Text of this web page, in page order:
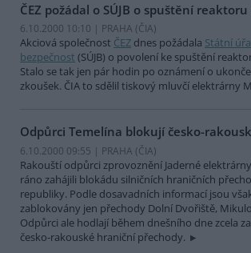
ČEZ požádal o SÚJB o spuštění
6.10.2000 10:10 | PRAHA (ČIA)
Akciová společnost ČEZ dnes požádala Státní
bezpečnost (SÚJB) o povolení ke spuštění
Stalo se tak jen pár hodin po oznámení o
zkoušek. ČIA to sdělil tiskový mluvčí elektrárny
Odpůrci Temelína blokují česko-
6.10.2000 09:55 | PRAHA (ČIA)
Rakouští odpůrci zprovoznění Jaderné
ráno zahájili blokádu silničních hraničních
republiky. Podle dosavadních informací jsou
zablokovány jen přechody Dolní Dvořiště,
Odpůrci ale hodlají během dnešního dne zcela
česko-rakouské hraniční přechody.